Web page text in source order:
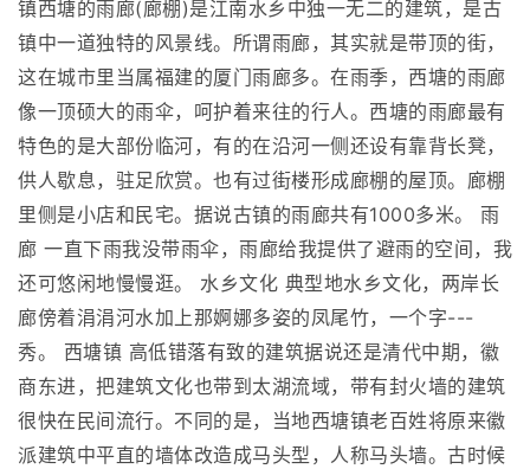
镇西塘的雨廊(廊棚)是江南水乡中独一无二的建筑，是古
镇中一道独特的风景线。所谓雨廊，其实就是带顶的街，
这在城市里当属福建的厦门雨廊多。在雨季，西塘的雨廊
像一顶硕大的雨伞，呵护着来往的行人。西塘的雨廊最有
特色的是大部份临河，有的在沿河一侧还设有靠背长凳，
供人歇息，驻足欣赏。也有过街楼形成廊棚的屋顶。廊棚
里侧是小店和民宅。据说古镇的雨廊共有1000多米。 雨
廊 一直下雨我没带雨伞，雨廊给我提供了避雨的空间，我
还可悠闲地慢慢逛。 水乡文化 典型地水乡文化，两岸长
廊傍着涓涓河水加上那婀娜多姿的凤尾竹，一个字---
秀。 西塘镇 高低错落有致的建筑据说还是清代中期，徽
商东进，把建筑文化也带到太湖流域，带有封火墙的建筑
很快在民间流行。不同的是，当地西塘镇老百姓将原来徽
派建筑中平直的墙体改造成马头型，人称马头墙。古时候